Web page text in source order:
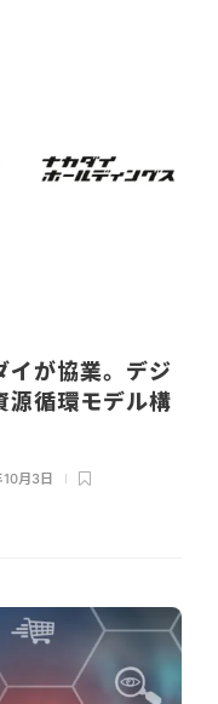
が協業。デジ
源循環モデル構
月3日